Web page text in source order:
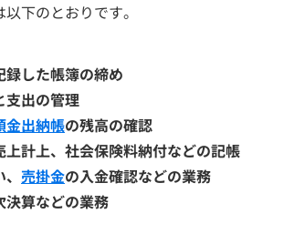
下のとおりです。
録した帳簿の締め
支出の管理
金出納帳の残高の確認
上計上、社会保険料納付などの記帳
売掛金の入金確認などの業務
決算などの業務